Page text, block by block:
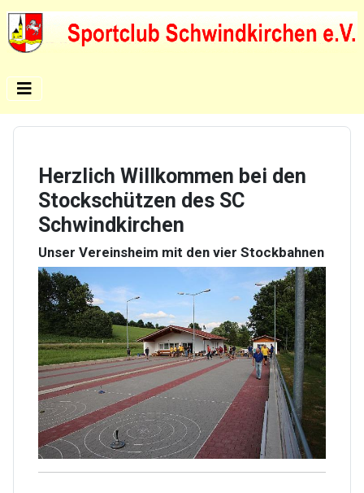
Herzlich Willkommen bei den
Stockschützen des SC
Schwindkirchen
Unser Vereinsheim mit den vier Stockbahnen